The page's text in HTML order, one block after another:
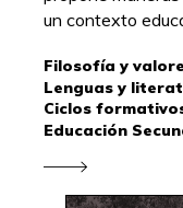
un contexto
Filosofía y
Lenguas y
Ciclos
Educación